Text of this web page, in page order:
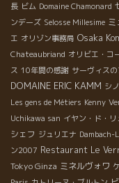
長 ビム Domaine Chamonard
ンデーズ Selosse Millesime ミ
エ オリゾン事務局 Osaka
Chateaubriand オリビエ・コ
ス 10年間の感謝 サーヴィス
DOMAINE ERIC KAMM シ
Les gens de Métiers Kenny
Uchikawa san イヤン・ド・リ
シェフ ジュリエナ Dambach-
ン2007 Restaurant Le
Tokyo Ginza ミネルヴォワ